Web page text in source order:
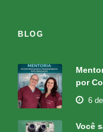
BLOG
por
6
Você